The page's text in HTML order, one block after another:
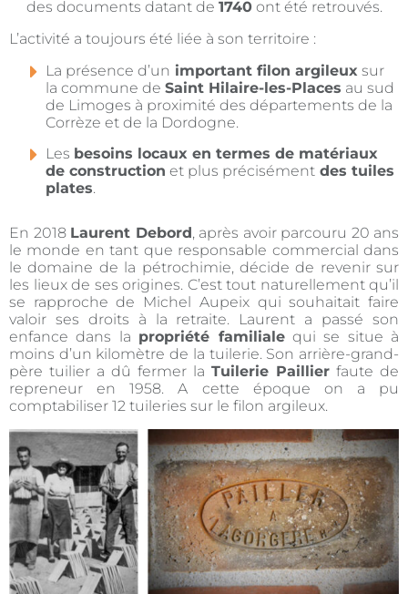
des documents datant de 1740ont été retrouvés.
L’activité a toujours été liée à son territoire :
La présence d’un important filon argileux sur
la commune de Saint Hilaire-les-Places au sud
de Limoges à proximité des départements de la
Corrèze et de la Dordogne.
Les besoins locaux en termes de matériaux
de construction et plus précisément des tuiles
plates.
En 2018 Laurent Debord, après avoir parcouru 20 ans
le monde en tant que responsable commercial dans
le domaine de la pétrochimie, décide de revenir sur
les lieux de ses origines. C’est tout naturellement qu’il
se rapproche de Michel Aupeix qui souhaitait faire
valoir ses droits à la retraite. Laurent a passé son
enfance dans la propriété familialequi se situe à
moins d’un kilomètre de la tuilerie. Son arrière-grand-
père tuilier a dû fermer la Tuilerie Paillier faute de
repreneur en 1958. A cette époque on a pu
comptabiliser 12 tuileries sur le filon argileux.